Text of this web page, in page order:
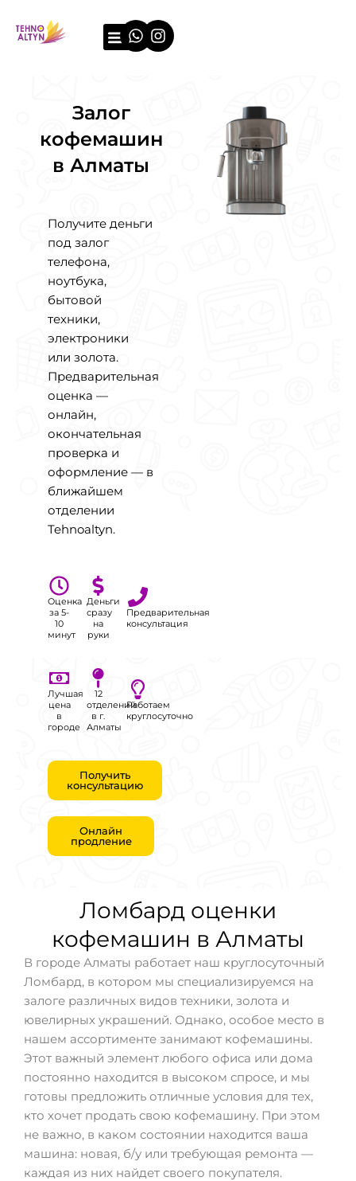
содержимому
Whatsapp
Instagram
Залог
кофемашин
в Алматы
Получите деньги
под залог
телефона,
ноутбука,
бытовой
техники,
электроники
или золота.
Предварительная
оценка —
онлайн,
окончательная
проверка и
оформление — в
ближайшем
отделении
Tehnoaltyn.
Оценка
за 5-
10
минут
Деньги
сразу
на
руки
Предварительная
консультация
Лучшая
цена
в
городе
12
отделений
в г.
Алматы
Работаем
круглосуточно
Получить
консультацию
Онлайн
продление
Ломбард оценки
кофемашин в Алматы
В городе Алматы работает наш круглосуточный
Ломбард, в котором мы специализируемся на
залоге различных видов техники, золота и
ювелирных украшений. Однако, особое место в
нашем ассортименте занимают кофемашины.
Этот важный элемент любого офиса или дома
постоянно находится в высоком спросе, и мы
готовы предложить отличные условия для тех,
кто хочет продать свою кофемашину. При этом
не важно, в каком состоянии находится ваша
машина: новая, б/у или требующая ремонта —
каждая из них найдет своего покупателя.